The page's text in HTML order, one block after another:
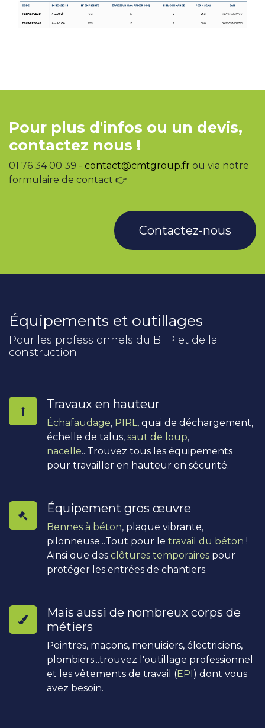
Pour plus d'infos ou un devis,
contactez nous !
01 76 34 00 39 - contact@cmtgroup.fr ou via notre
formulaire de contact 👉
Contactez-nous
Équipements et outillages
Pour les professionnels du BTP et de la
construction
Travaux en hauteur
Échafaudage, PIRL, quai de déchargement,
échelle de talus, saut de loup,
nacelle...Trouvez tous les équipements
pour travailler en hauteur en sécurité.
Équipement gros œuvre
Bennes à béton, plaque vibrante,
pilonneuse...Tout pour le travail du béton !
Ainsi que des clôtures temporaires pour
protéger les entrées de chantiers.
Mais aussi de nombreux corps de
métiers
Peintres, maçons, menuisiers, électriciens,
plombiers...trouvez l'outillage professionnel
et les vêtements de travail (EPI ) dont vous
avez besoin.